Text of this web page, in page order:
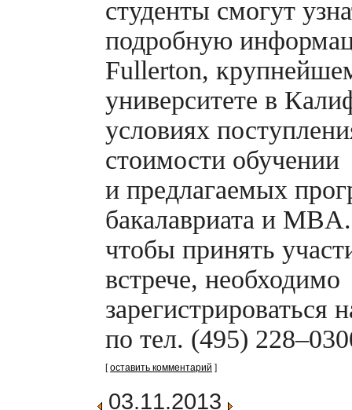
студенты смогут
подробную
Fullerton,
университете в
условиях
стоимости обучении
и предлагаемых
бакалавриата и
чтобы принять
встрече, необходимо
зарегистрироваться
по тел. (495)
[оставить комментарий ]
03.11.2013